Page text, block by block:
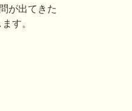
が出てきた
す。